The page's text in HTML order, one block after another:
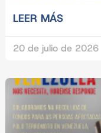
LEER MÁS
20 de julio de 2026